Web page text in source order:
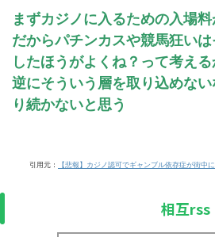
まずカジノに入るための入場
だからパチンカスや競馬狂い
したほうがよくね？って考え
逆にそういう層を取り込めな
り続かないと思う
引用元： 【悲報】カジノ認可でギャンブル依存症が街中
相互rss